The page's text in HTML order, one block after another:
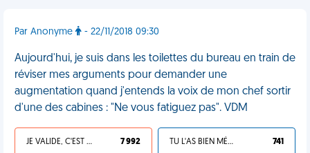
Par Anonyme - 22/11/2018 09:30
Aujourd'hui, je suis dans les toilettes du bureau en train de
réviser mes arguments pour demander une
augmentation quand j'entends la voix de mon chef sortir
d'une des cabines : "Ne vous fatiguez pas". VDM
JE VALIDE, C'EST UNE VDM 7 992 TU L'AS BIEN MÉRITÉ 741